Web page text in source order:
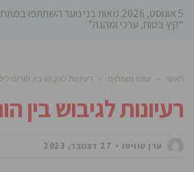
5 אוגוסט, 2026
מאות בני נוער השתתפו
“קיץ בטוח, ערכי ומהנה”
ראשי » עצת מומחים » רעיונות לגיבוש בין הורים
רעיונות לגיבוש בין
ערן טוויטו 27 דצמבר, 2023